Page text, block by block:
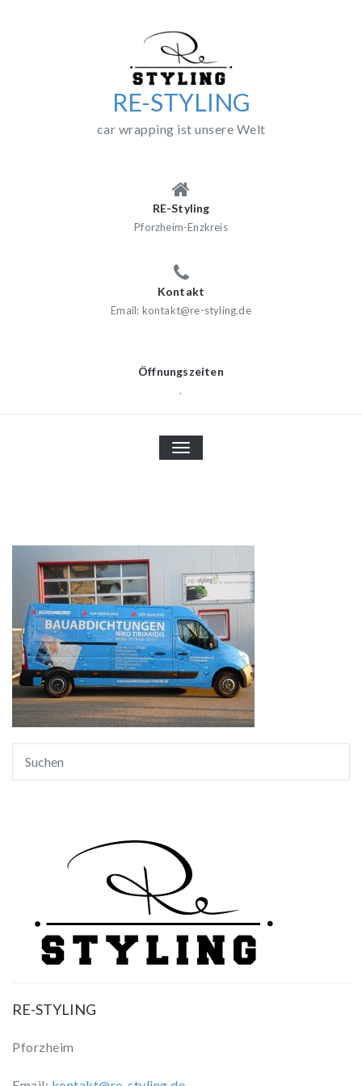
RE-STYLING
car wrapping ist unsere Welt
RE-Styling
Pforzheim-Enzkreis
Kontakt
Email: kontakt@re-styling.de
Öffnungszeiten
.
TOGGLE
NAVIGATION
RE-STYLING
Pforzheim